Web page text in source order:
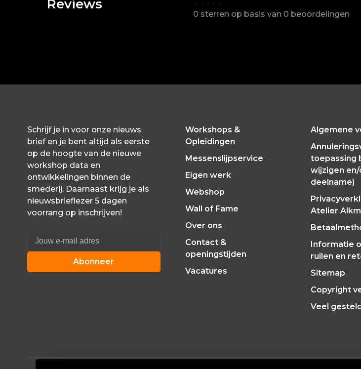
Reviews • • • • •
0 sterren op basis van 0 beoordelingen
Schrijf je in voor onze nieuws
brief en je bent altijd als eerste
op de hoogte van de nieuwe
workshop data en
ontwikkelingen binnen de
smederij. Daarnaast krijg je als
nieuwsbrieflezer 5 dagen
voorrang op inschrijven!
Abonneer
Workshops &
Opleidingen
Messenslijpservice
Eigen werk
Webshop
Wall of Fame
Over ons
Contact &
openingstijden
Vacatures
Algemene
toepassing
wijzigen
deelname)
Atelier
Informatie
ruilen en
Sitemap
Copyright
Veel